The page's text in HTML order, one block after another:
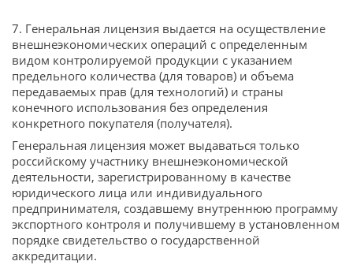
7. Генеральная лицензия выдается на осуществление
внешнеэкономических операций с определенным
видом контролируемой продукции с указанием
предельного количества (для товаров) и объема
передаваемых прав (для технологий) и страны
конечного использования без определения
конкретного покупателя (получателя).
Генеральная лицензия может выдаваться только
российскому участнику внешнеэкономической
деятельности, зарегистрированному в качестве
юридического лица или индивидуального
предпринимателя, создавшему внутреннюю программу
экспортного контроля и получившему в установленном
порядке свидетельство о государственной
аккредитации.